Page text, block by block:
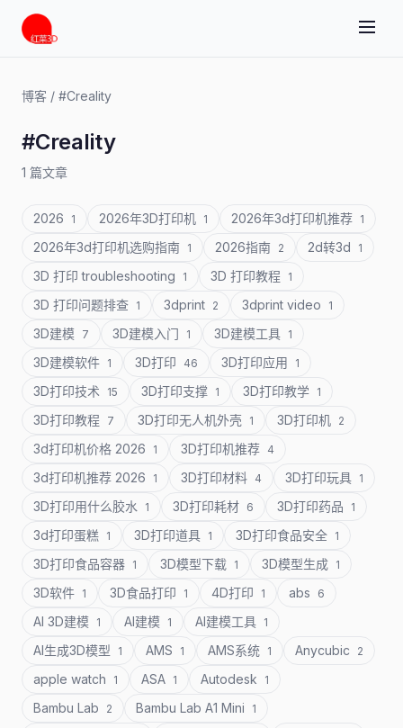
博客 / #Creality
#Creality
1 篇文章
2026 1 2026年3D打印机 1 2026年3d打印机推荐 1
2026年3d打印机选购指南 1 2026指南 2 2d转3d 1
3D 打印 troubleshooting 1 3D 打印教程 1
3D 打印问题排查 1 3dprint 2 3dprint video 1
3D建模 7 3D建模入门 1 3D建模工具 1
3D建模软件 1 3D打印 46 3D打印应用 1
3D打印技术 15 3D打印支撑 1 3D打印教学 1
3D打印教程 7 3D打印无人机外壳 1 3D打印机 2
3d打印机价格 2026 1 3D打印机推荐 4
3d打印机推荐 2026 1 3D打印材料 4 3D打印玩具 1
3D打印用什么胶水 1 3D打印耗材 6 3D打印药品 1
3d打印蛋糕 1 3D打印道具 1 3D打印食品安全 1
3D打印食品容器 1 3D模型下载 1 3D模型生成 1
3D软件 1 3D食品打印 1 4D打印 1 abs 6
AI 3D建模 1 AI建模 1 AI建模工具 1
AI生成3D模型 1 AMS 1 AMS系统 1 Anycubic 2
apple watch 1 ASA 1 Autodesk 1
Bambu Lab 2 Bambu Lab A1 Mini 1